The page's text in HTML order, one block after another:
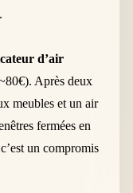
d’air
Après deux
meubles et un air
fermées en
un compromis